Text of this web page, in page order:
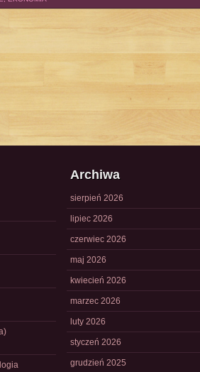
Archiwa
sierpień 2026
lipiec 2026
czerwiec 2026
maj 2026
kwiecień 2026
marzec 2026
luty 2026
styczeń 2026
grudzień 2025